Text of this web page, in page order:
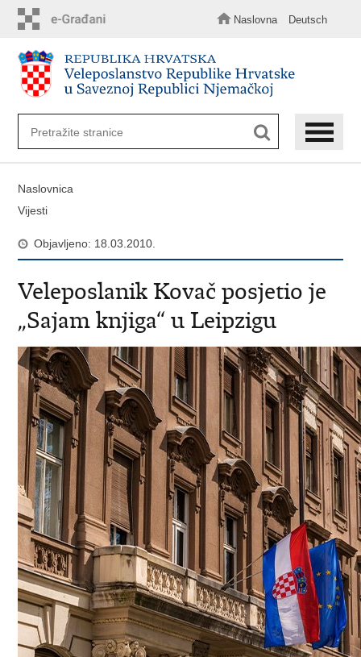
sadržaj
Naslovna Deutsch
Naslovnica
Vijesti
Objavljeno: 18.03.2010.
Veleposlanik Kovač posjetio je
„Sajam knjiga“ u Leipzigu